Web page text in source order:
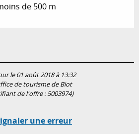
de 500 m
le 01 août 2018 à 13:32
de tourisme de Biot
de l'offre :5003974)
une erreur